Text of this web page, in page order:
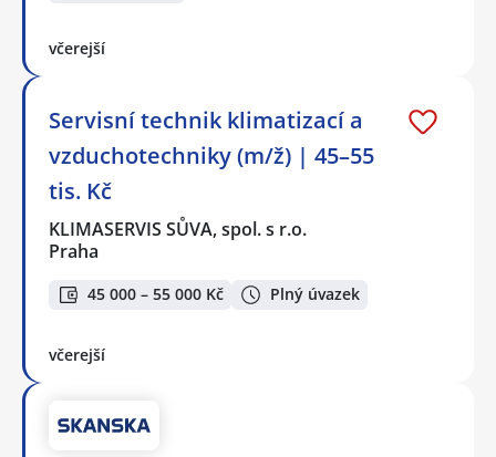
včerejší
Servisní technik klimatizací a
vzduchotechniky (m/ž) | 45–55
tis. Kč
KLIMASERVIS SŮVA, spol. s r.o.
Praha
45 000 – 55 000 Kč Plný úvazek
včerejší